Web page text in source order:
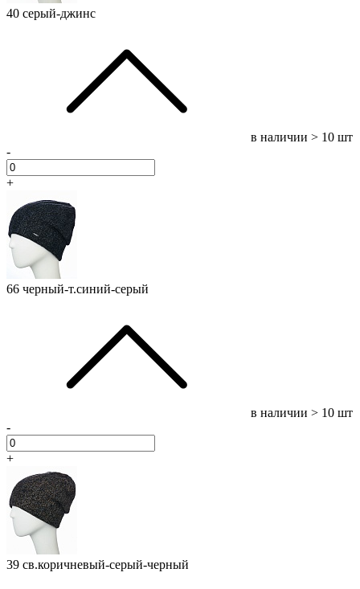
40 серый-джинс
в наличии > 10 шт
-
+
66 черный-т.синий-серый
в наличии > 10 шт
-
+
39 св.коричневый-серый-черный